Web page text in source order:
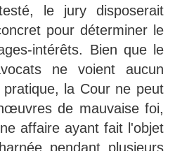
le jury disposerait
pour déterminer le
intérêts. Bien que le
ne voient aucun
la Cour ne peut
de mauvaise foi,
affaire ayant fait l'objet
pendant plusieurs